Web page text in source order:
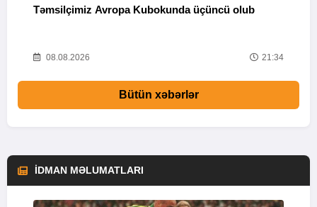
Təmsilçimiz Avropa Kubokunda üçüncü olub
08.08.2026 21:34
Bütün xəbərlər
İDMAN MƏLUMATLARI